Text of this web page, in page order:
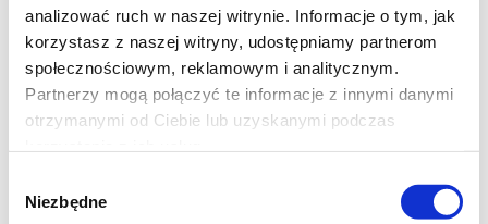
analizować ruch w naszej witrynie. Informacje o tym, jak
korzystasz z naszej witryny, udostępniamy partnerom
społecznościowym, reklamowym i analitycznym.
Partnerzy mogą połączyć te informacje z innymi danymi
otrzymanymi od Ciebie lub uzyskanymi podczas
zgody
Niezbędne